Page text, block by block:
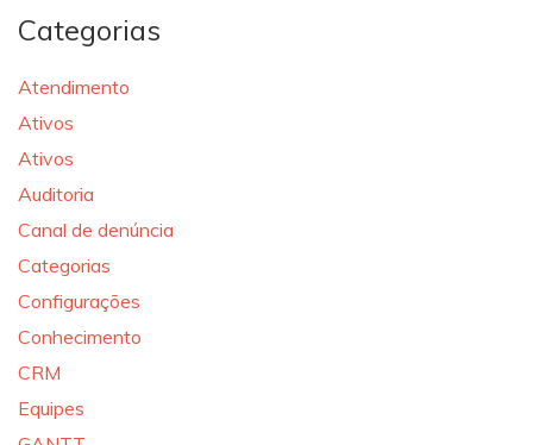
Categorias
Atendimento
Ativos
Ativos
Auditoria
Canal de denúncia
Categorias
Configurações
Conhecimento
CRM
Equipes